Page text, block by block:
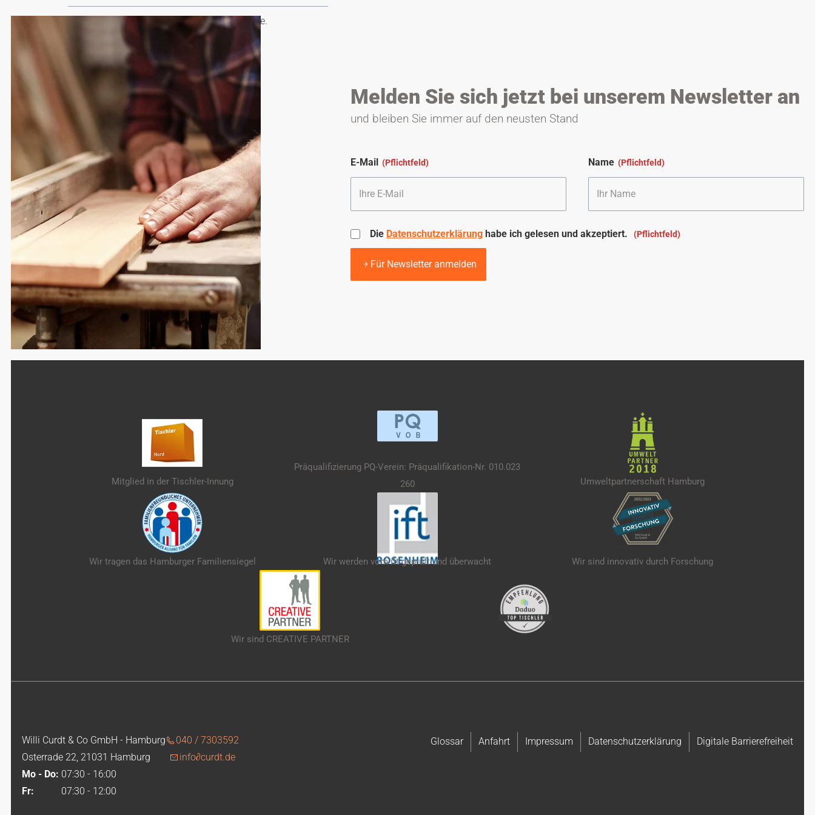
Professionelle Montage durch Fachbetriebe.
Melden Sie sich jetzt bei unserem Newsletter an
und bleiben Sie immer auf den neusten Stand
E-Mail Name
Die Datenschutzerklärunghabe ich gelesen und akzeptiert.
Für Newsletter anmelden
Mitglied in der Tischler-Innung
Präqualifizierung PQ-Verein: Präqualifikation-Nr. 010.023
260
Umweltpartnerschaft Hamburg
Wir tragen das Hamburger Familiensiegel Wir werden vom ift geprüft und überwacht Wir sind innovativ durch Forschung
Wir sind CREATIVE PARTNER
Willi Curdt & Co GmbH - Hamburg
Osterrade 22, 21031 Hamburg
040 / 7303592
info∂curdt.de
Mo - Do: 07:30 - 16:00
Fr:
07:30 - 12:00
Glossar Anfahrt Impressum Datenschutzerklärung Digitale Barrierefreiheit